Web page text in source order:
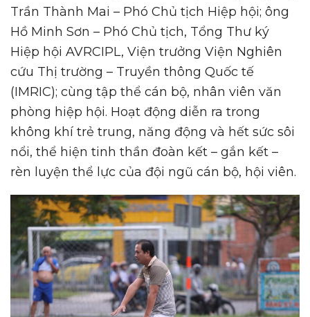
Trần Thành Mai – Phó Chủ tịch Hiệp hội; ông
Hồ Minh Sơn – Phó Chủ tịch, Tổng Thư ký
Hiệp hội AVRCIPL, Viện trưởng Viện Nghiên
cứu Thị trường – Truyền thông Quốc tế
(IMRIC); cùng tập thể cán bộ, nhân viên văn
phòng hiệp hội. Hoạt động diễn ra trong
không khí trẻ trung, năng động và hết sức sôi
nổi, thể hiện tinh thần đoàn kết – gắn kết –
rèn luyện thể lực của đội ngũ cán bộ, hội viên.